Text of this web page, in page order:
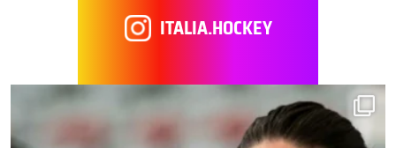
ITALIA.HOCKEY